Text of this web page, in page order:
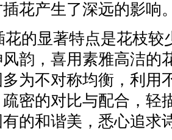
花产生了深远的影响
花的显著特点是花枝较
韵，喜用素雅高洁的
为不对称均衡，利用
密的对比与配合，轻
的和谐美，悉心追求